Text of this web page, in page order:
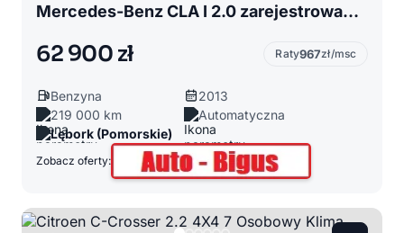
Mercedes-Benz CLA I 2.0 zarejestrowany super stan automat ledy xsenon navi
62 900 zł Raty967zł/msc
Benzyna
2013
219 000 km
Automatyczna
Lębork (Pomorskie)
Zobacz oferty: